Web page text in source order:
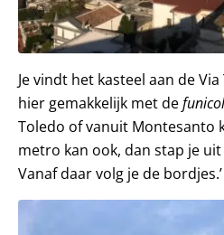
Je vindt het kasteel aan de
hier gemakkelijk met de
Toledo of vanuit Montesanto
metro kan ook, dan stap je
Vanaf daar volg je de bordjes.’